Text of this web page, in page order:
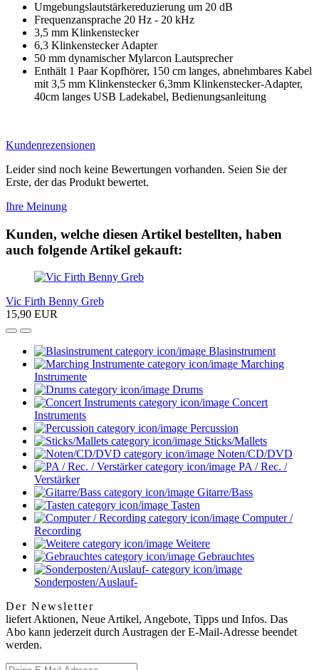
Umgebungslautstärkereduzierung um 20 dB
Frequenzansprache 20 Hz - 20 kHz
3,5 mm Klinkenstecker
6,3 Klinkenstecker Adapter
50 mm dynamischer Mylarcon Lautsprecher
Enthält 1 Paar Kopfhörer, 150 cm langes, abnehmbares Kabel
mit 3,5 mm Klinkenstecker 6,3mm Klinkenstecker-Adapter,
40cm langes USB Ladekabel, Bedienungsanleitung
Kundenrezensionen
Leider sind noch keine Bewertungen vorhanden. Seien Sie der
Erste, der das Produkt bewertet.
Ihre Meinung
Kunden, welche diesen Artikel bestellten, haben
auch folgende Artikel gekauft:
Vic Firth Benny Greb
15,90 EUR
Blasinstrument
Marching
Instrumente
Drums
Concert
Instruments
Percussion
Sticks/Mallets
Noten/CD/DVD
PA / Rec. /
Verstärker
Gitarre/Bass
Tasten
Computer /
Recording
Weitere
Gebrauchtes
Sonderposten/Auslauf-
Der Newsletter
liefert Aktionen, Neue Artikel, Angebote, Tipps und Infos. Das
Abo kann jederzeit durch Austragen der E-Mail-Adresse beendet
werden.